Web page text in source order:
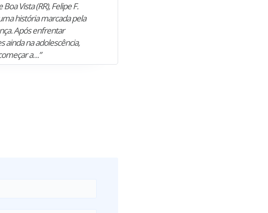
Boa Vista (RR), Felipe F.
história marcada pela
Após enfrentar
ainda na adolescência,
a…”